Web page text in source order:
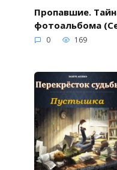
Пропавшие.
фотоальбома
0 169